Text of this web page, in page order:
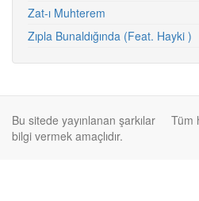
Zat-ı Muhterem
Zıpla Bunaldığında (Feat. Hayki )
Tüm
Bu sitede yayınlanan şarkılar
bilgi vermek amaçlıdır.